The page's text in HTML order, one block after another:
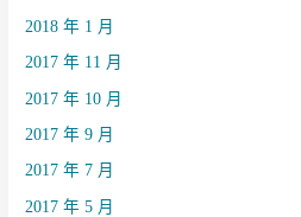
2018 年 1 月
2017 年 11 月
2017 年 10 月
2017 年 9 月
2017 年 7 月
2017 年 5 月